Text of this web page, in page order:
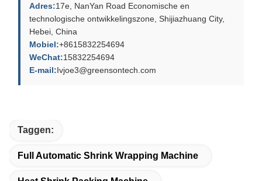
Adres:17e, NanYan Road Economische en
technologische ontwikkelingszone, Shijiazhuang City,
Hebei, China
Mobiel:+8615832254694
WeChat:15832254694
E-mail:Ivjoe3@greensontech.com
Taggen:
Full Automatic Shrink Wrapping Machine